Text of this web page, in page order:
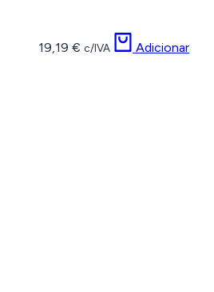
19,19 € c/IVA Adicionar